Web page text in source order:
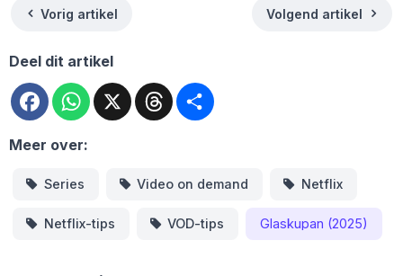
Vorig artikel Volgend artikel
Deel dit artikel
FacebookWhatsApp
X Threads
Meer over:
Series Video on demand Netflix
Netflix-tips VOD-tips Glaskupan (2025)